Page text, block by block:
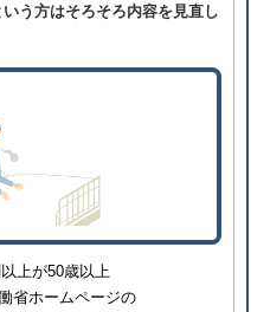
う方はそろそろ内容を見直し
上が50歳以上
省ホームページの